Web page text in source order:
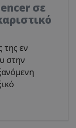
σε
της εν
στην